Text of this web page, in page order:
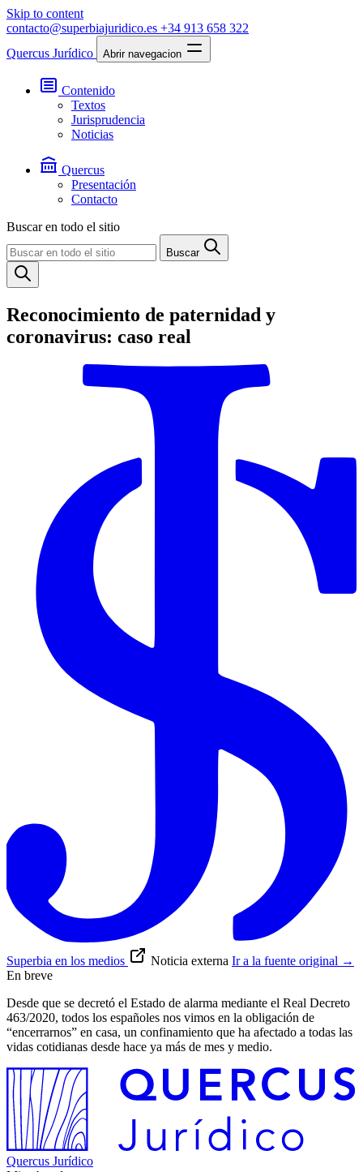
Skip to content
contacto@superbiajuridico.es +34 913 658 322
Quercus Jurídico
Abrir navegacion
Contenido
Textos
Jurisprudencia
Noticias
Quercus
Presentación
Contacto
Buscar en todo el sitio
Buscar
Reconocimiento de paternidad y
coronavirus: caso real
Superbia en los medios Noticia externa Ir a la fuente original →
En breve
Desde que se decretó el Estado de alarma mediante el Real Decreto
463/2020, todos los españoles nos vimos en la obligación de
“encerrarnos” en casa, un confinamiento que ha afectado a todas las
vidas cotidianas desde hace ya más de mes y medio.
Quercus Jurídico